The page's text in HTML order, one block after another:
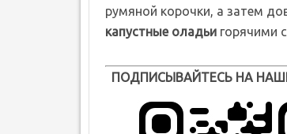
румяной корочки, а затем
капустные оладьи горячими
ПОДПИСЫВАЙТЕСЬ НА